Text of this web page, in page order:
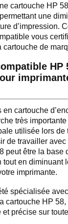
cartouche HP
une
d’impression.
vous
de
HP
en cartouche
très
utilisée lors de
de travailler
peut être la base
tout en diminuant
imprimante.
spécialisée
cartouche HP
et précise sur